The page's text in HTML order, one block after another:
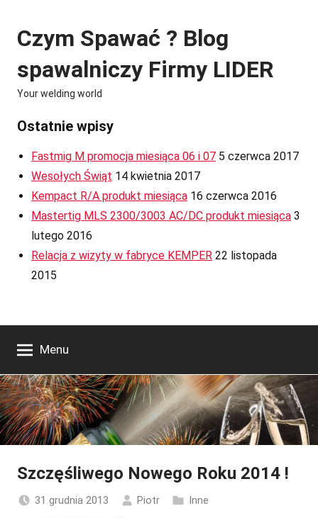
content
Czym Spawać ? Blog
spawalniczy Firmy LIDER
Your welding world
Ostatnie wpisy
Fastmig M promocja miesiąca 06 i 07 5 czerwca 2017
Wesołych Świąt 14 kwietnia 2017
Kempact R/A produkt miesiąca 16 czerwca 2016
Mastertig MLS 2300/3003 AC/DC produkt miesiąca 3
lutego 2016
Relacja z wizyty w fabryce KEMPER 22 listopada
2015
Menu
Szczęśliwego Nowego Roku 2014 !
31 grudnia 2013 Piotr Inne